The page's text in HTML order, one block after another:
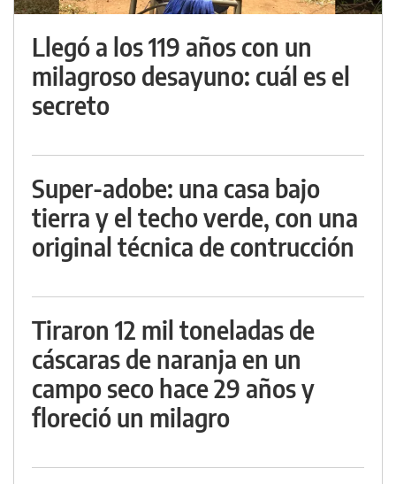
Llegó a los 119 años con un
milagroso desayuno: cuál es el
secreto
Super-adobe: una casa bajo
tierra y el techo verde, con una
original técnica de contrucción
Tiraron 12 mil toneladas de
cáscaras de naranja en un
campo seco hace 29 años y
floreció un milagro